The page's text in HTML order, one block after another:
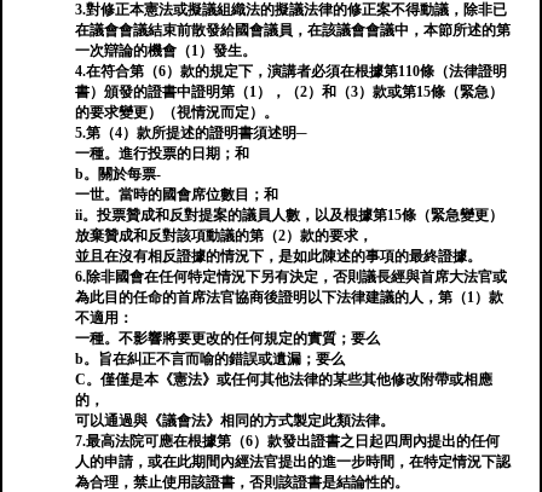
3.對修正本憲法或擬議組織法的擬議法律的修正案不得動議，除非已
在議會會議結束前散發給國會議員，在該議會會議中，本節所述的第
一次辯論的機會（1）發生。
4.在符合第（6）款的規定下，演講者必須在根據第110條（法律證明
書）頒發的證書中證明第（1），（2）和（3）款或第15條（緊急）
的要求變更）（視情況而定）。
5.第（4）款所提述的證明書須述明─
一種。進行投票的日期；和
b。關於每票-
一世。當時的國會席位數目；和
ii。投票贊成和反對提案的議員人數，以及根據第15條（緊急變更）
放棄贊成和反對該項動議的第（2）款的要求，
並且在沒有相反證據的情況下，是如此陳述的事項的最終證據。
6.除非國會在任何特定情況下另有決定，否則議長經與首席大法官或
為此目的任命的首席法官協商後證明以下法律建議的人，第（1）款
不適用：
一種。不影響將要更改的任何規定的實質；要么
b。旨在糾正不言而喻的錯誤或遺漏；要么
C。僅僅是本《憲法》或任何其他法律的某些其他修改附帶或相應
的，
可以通過與《議會法》相同的方式製定此類法律。
7.最高法院可應在根據第（6）款發出證書之日起四周內提出的任何
人的申請，或在此期間內經法官提出的進一步時間，在特定情況下認
為合理，禁止使用該證書，否則該證書是結論性的。